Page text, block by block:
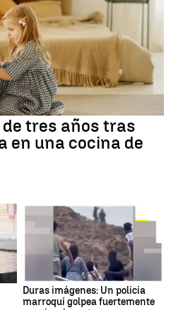
tres años tras
en una cocina de
Duras imágenes: Un policía
marroquí golpea fuertemente